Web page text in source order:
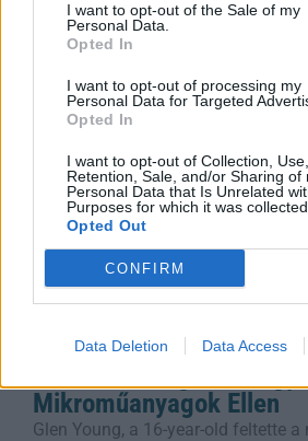
I want to opt-out of the Sale of my
Personal Data.
Opted In
I want to opt-out of processing my
Personal Data for Targeted
Opted In
I want to opt-out of Collection, Use,
Retention, Sale, and/or Sharing of
Personal Data that Is Unrelated
Purposes for which it was collected.
Opted Out
CONFIRM
Data Deletion Data Access
hogyan őrizd meg a kapcsolatot
tönkremennél? Ez a cikk
Mikroműanyagok Ellen
Glen Young, a 16-year-old feltette a